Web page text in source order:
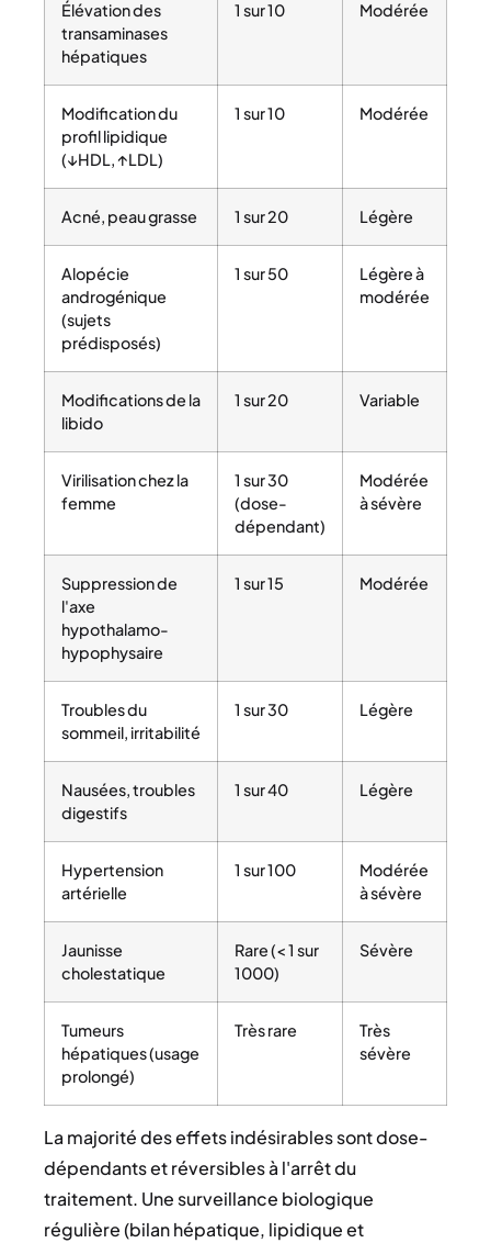
Élévation des
transaminases
hépatiques
1 sur 10 Modérée
Modification du
profil lipidique
(↓HDL, ↑LDL)
1 sur 10 Modérée
Acné, peau grasse 1 sur 20 Légère
Alopécie
androgénique
(sujets
prédisposés)
1 sur 50
Légère à
modérée
Modifications de la
libido
1 sur 20 Variable
Virilisation chez la
femme
1 sur 30
(dose-
dépendant)
Modérée
à sévère
Suppression de
l'axe
hypothalamo-
hypophysaire
1 sur 15 Modérée
Troubles du
sommeil, irritabilité
1 sur 30 Légère
Nausées, troubles
digestifs
1 sur 40 Légère
Hypertension
artérielle
1 sur 100
Modérée
à sévère
Jaunisse
cholestatique
Rare (< 1 sur
1000)
Sévère
Tumeurs
hépatiques (usage
prolongé)
Très rare
Très
sévère
La majorité des effets indésirables sont dose-
dépendants et réversibles à l'arrêt du
traitement. Une surveillance biologique
régulière (bilan hépatique, lipidique et